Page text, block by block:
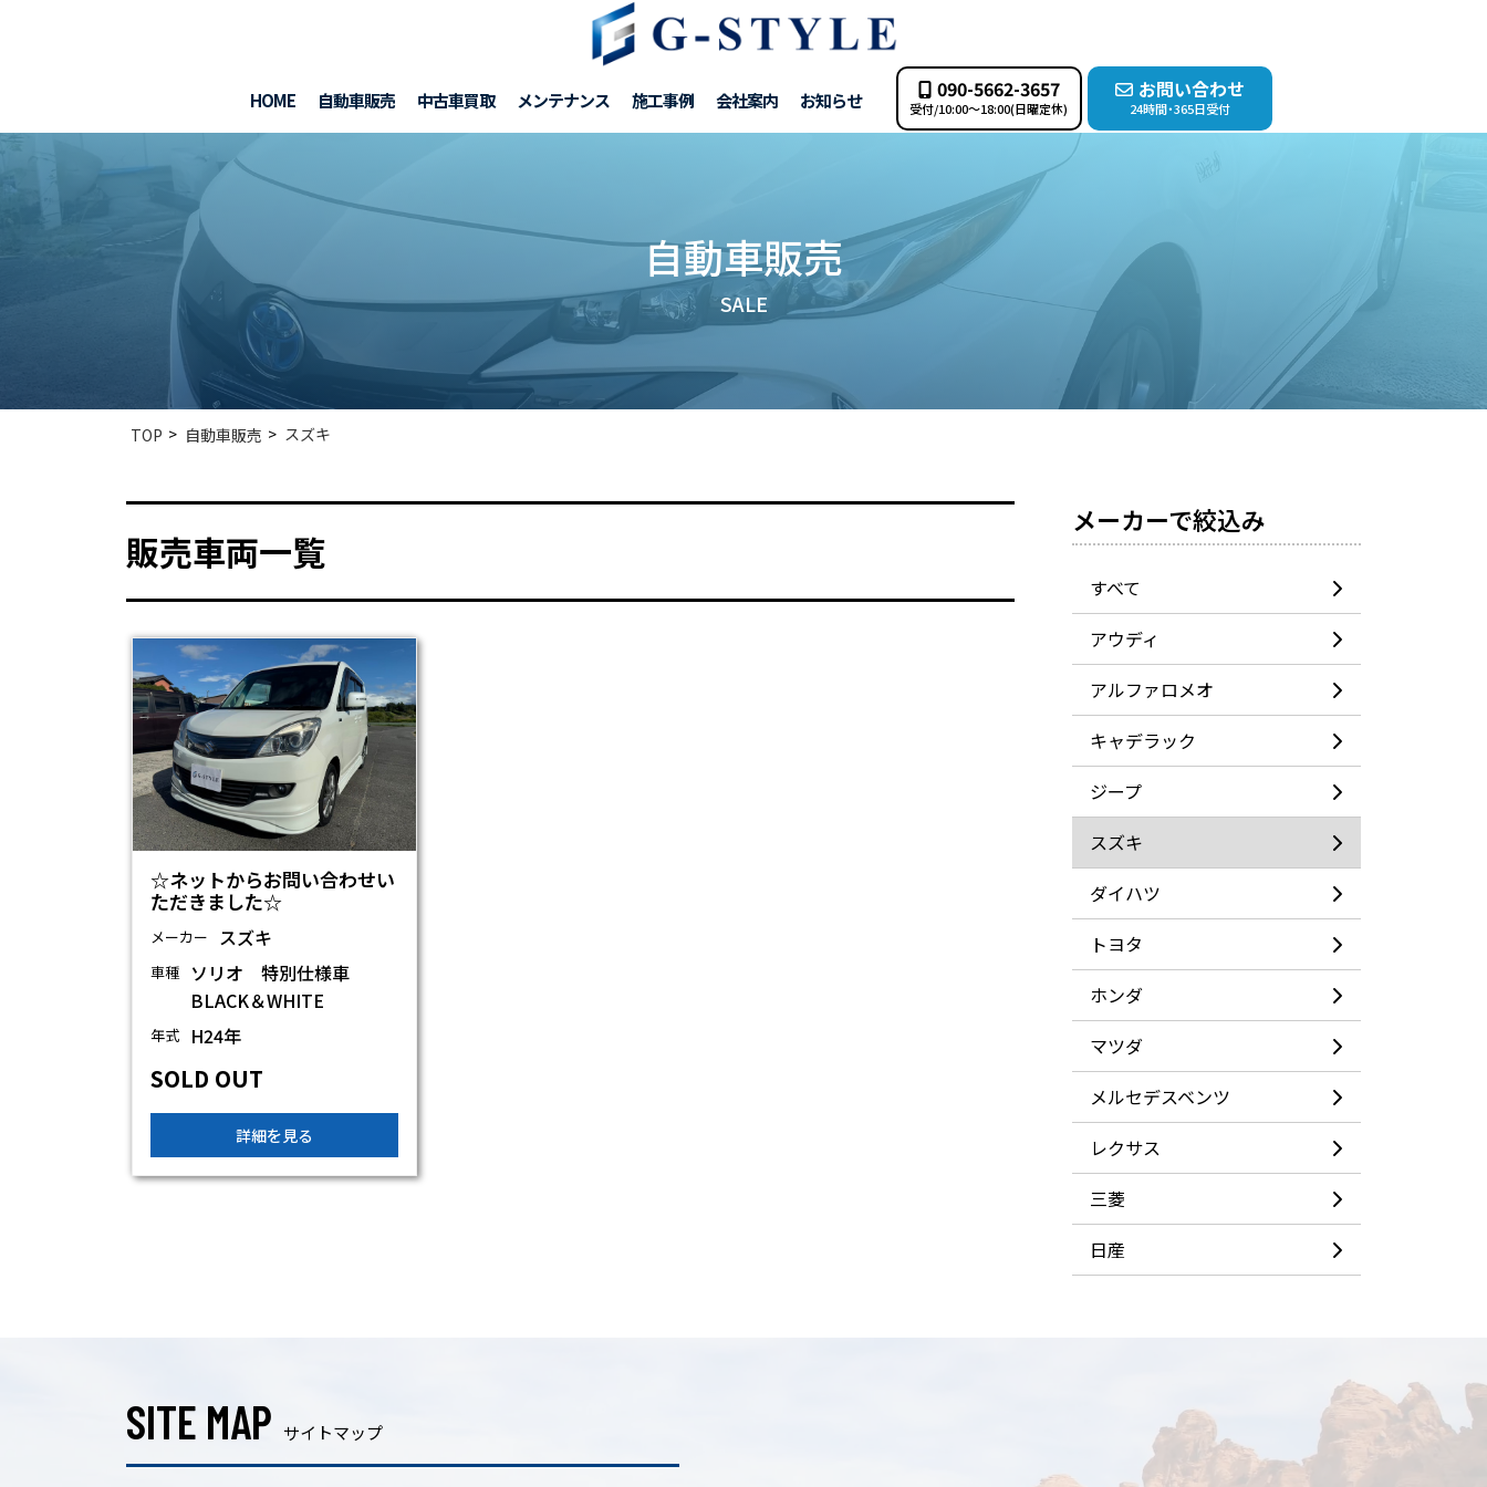
HOME 自動車販売 中古車買取 メンテナンス 施工事例 会社案内 お知らせ 090-5662-3657
受付/10:00～18:00(日曜定休)
お問い合わせ
24時間・365日受付
自動車販売
SALE
TOP 自動車販売 スズキ
販売車両一覧
☆ネットからお問い合わせい
ただきました☆
メーカー スズキ
車種
ソリオ 特別仕様車
BLACK＆WHITE
年式 H24年
SOLD OUT
詳細を見る
メーカーで絞込み
すべて
アウディ
アルファロメオ
キャデラック
ジープ
スズキ
ダイハツ
トヨタ
ホンダ
マツダ
メルセデスベンツ
レクサス
三菱
日産
SITE MAP サイトマップ